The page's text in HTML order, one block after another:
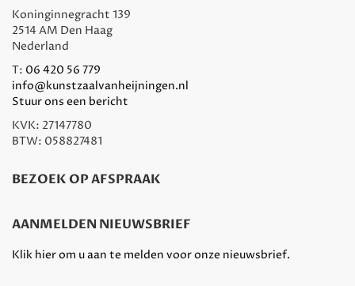
Koninginnegracht 139
2514 AM Den Haag
Nederland
T: 06 420 56 779
info@kunstzaalvanheijningen.nl
Stuur ons een bericht
KVK: 27147780
BTW: 058827481
BEZOEK OP AFSPRAAK
AANMELDEN NIEUWSBRIEF
Klik hier om u aan te melden voor onze nieuwsbrief.